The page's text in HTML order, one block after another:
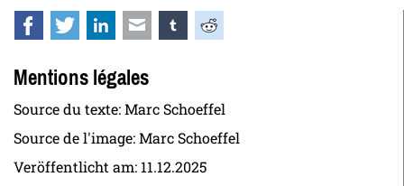
Facebook
TwitterLinkedInE-mail tumblrReddit
Mentions légales
Source du texte: Marc Schoeffel
Source de l'image: Marc Schoeffel
Veröffentlicht am: 11.12.2025